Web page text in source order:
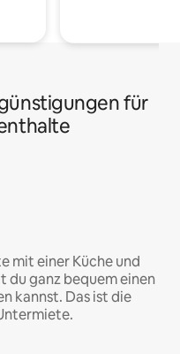
für
mit einer Küche und
du ganz bequem einen
kannst. Das ist die